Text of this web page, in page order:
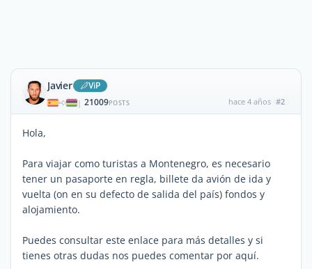
Javier ViP
| 21009POSTS hace 4 años #2
Hola,
Para viajar como turistas a Montenegro, es necesario
tener un pasaporte en regla, billete da avión de ida y
vuelta (on en su defecto de salida del país) fondos y
alojamiento.
Puedes consultar este enlace para más detalles y si
tienes otras dudas nos puedes comentar por aquí.